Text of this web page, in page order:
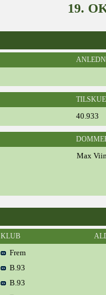
19.
40.933
Max
KLUB
Frem
B.93
B.93